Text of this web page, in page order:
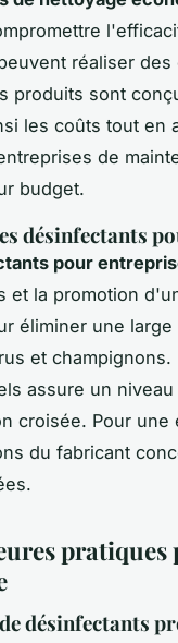
réaliser
produits sont
les coûts tout en
de
budget.
désinfectants
pour
et la promotion
éliminer une
et
assure un
croisée. Pour
du fabricant
pratiques
désinfectants